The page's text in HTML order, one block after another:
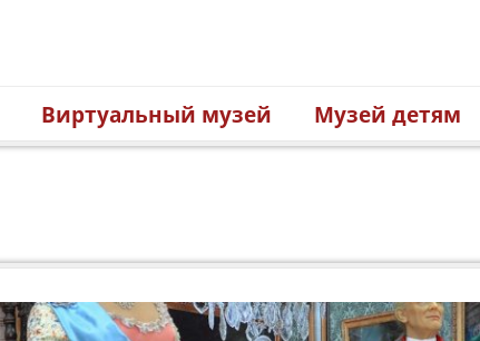
Виртуальный музей Музей детям